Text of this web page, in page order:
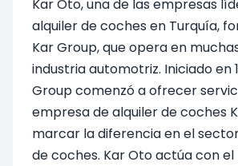
Kar Oto, una de las empresas
alquiler de coches en Turquía,
Kar Group, que opera en
industria automotriz. Iniciado en
Group comenzó a ofrecer
empresa de alquiler de coches
marcar la diferencia en el
de coches. Kar Oto actúa con